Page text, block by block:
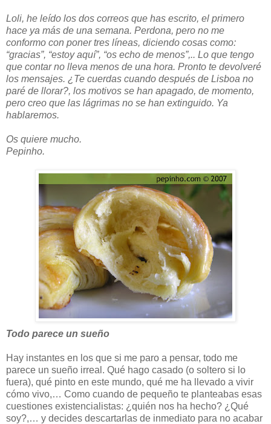
Loli, he leído los dos correos que has escrito, el primero
hace ya más de una semana. Perdona, pero no me
conformo con poner tres líneas, diciendo cosas como:
“gracias”, “estoy aquí”, “os echo de menos”,.. Lo que tengo
que contar no lleva menos de una hora. Pronto te devolveré
los mensajes. ¿Te cuerdas cuando después de Lisboa no
paré de llorar?, los motivos se han apagado, de momento,
pero creo que las lágrimas no se han extinguido. Ya
hablaremos.
Os quiere mucho.
Pepinho.
Todo parece un sueño
Hay instantes en los que si me paro a pensar, todo me
parece un sueño irreal. Qué hago casado (o soltero si lo
fuera), qué pinto en este mundo, qué me ha llevado a vivir
cómo vivo,… Como cuando de pequeño te planteabas esas
cuestiones existencialistas: ¿quién nos ha hecho? ¿Qué
soy?,… y decides descartarlas de inmediato para no acabar